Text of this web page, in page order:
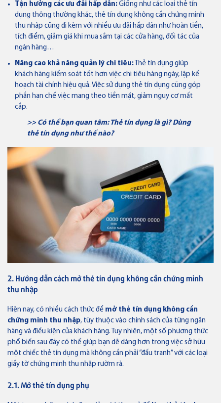
Tận hưởng các ưu đãi hấp dẫn: Giống như các loại thẻ tín
dụng thông thường khác, thẻ tín dụng không cần chứng minh
thu nhập cũng đi kèm với nhiều ưu đãi hấp dẫn như hoàn tiền,
tích điểm, giảm giá khi mua sắm tại các cửa hàng, đối tác của
ngân hàng…
Nâng cao khả năng quản lý chi tiêu: Thẻ tín dụng giúp
khách hàng kiểm soát tốt hơn việc chi tiêu hàng ngày, lập kế
hoạch tài chính hiệu quả. Việc sử dụng thẻ tín dụng cũng góp
phần hạn chế việc mang theo tiền mặt, giảm nguy cơ mất
cắp.
>> Có thể bạn quan tâm: Thẻ tín dụng là gì?Dùng
thẻ tín dụng như thế nào?
2. Hướng dẫn cách mở thẻ tín dụng không cần chứng minh
thu nhập
Hiện nay, có nhiều cách thức để mở thẻ tín dụng không cần
chứng minh thu nhập, tùy thuộc vào chính sách của từng ngân
hàng và điều kiện của khách hàng. Tuy nhiên, một số phương thức
phổ biến sau đây có thể giúp bạn dễ dàng hơn trong việc sở hữu
một chiếc thẻ tín dụng mà không cần phải “đấu tranh” với các loại
giấy tờ chứng minh thu nhập rườm rà.
2.1. Mở thẻ tín dụng phụ